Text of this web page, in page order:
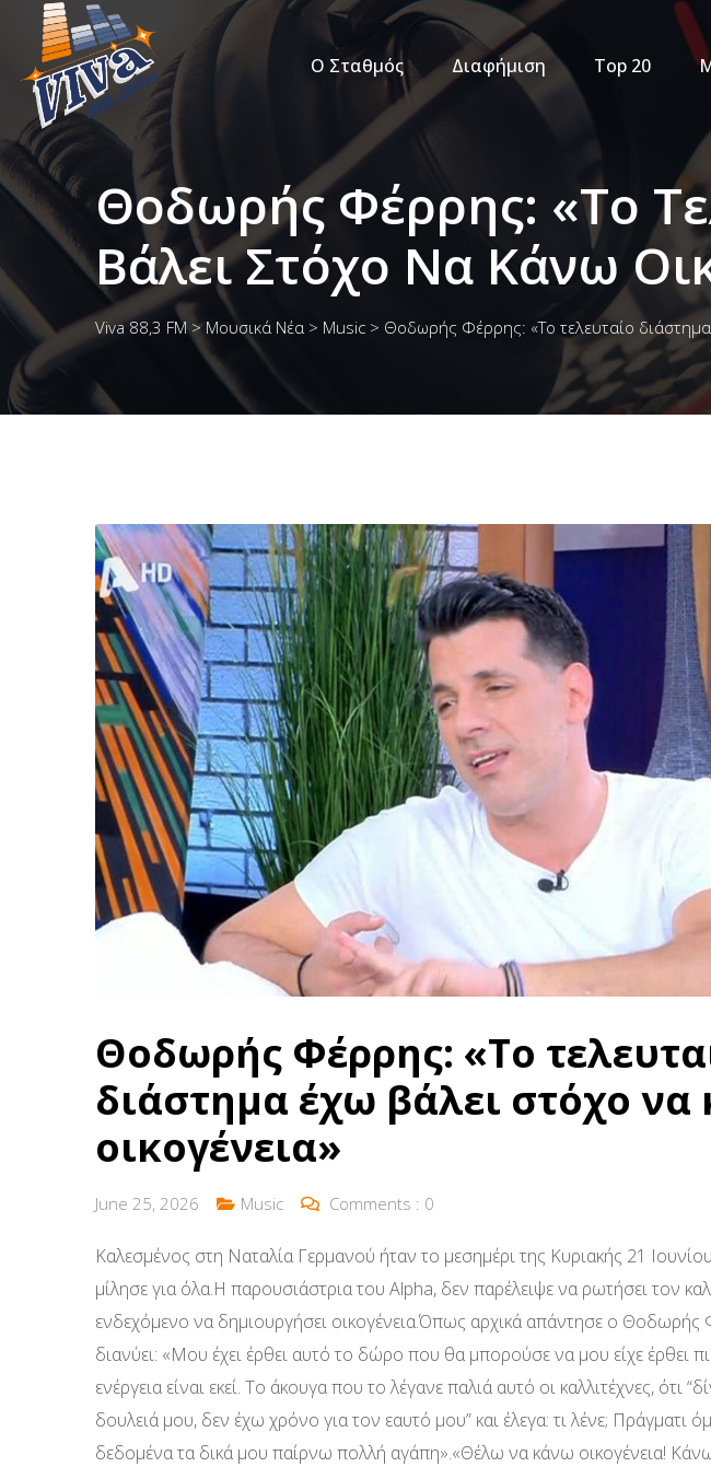
Ο Σταθμός Διαφήμιση Top 20
Θοδωρής Φέρρης: «Το
Βάλει Στόχο Να Κάνω
Viva 88,3 FM> Μουσικά Νέα > Music > Θοδωρής Φέρρης: «Το τελευταίο διάστημα
Θοδωρής Φέρρης: «Το
διάστημα έχω βάλει στόχο
οικογένεια»
June 25, 2026 Music Comments : 0
Καλεσμένος στη Ναταλία Γερμανού ήταν το μεσημέρι της Κυριακής 21
μίλησε για όλα.Η παρουσιάστρια του Alpha, δεν παρέλειψε να ρωτήσει τον
ενδεχόμενο να δημιουργήσει οικογένεια.Όπως αρχικά απάντησε ο Θοδωρής
διανύει: «Μου έχει έρθει αυτό το δώρο που θα μπορούσε να μου είχε έρθει
ενέργεια είναι εκεί. Το άκουγα που το λέγανε παλιά αυτό οι καλλιτέχνες, ότι
δουλειά μου, δεν έχω χρόνο για τον εαυτό μου” και έλεγα: τι λένε; Πράγματι
δεδομένα τα δικά μου παίρνω πολλή αγάπη».«Θέλω να κάνω οικογένεια!